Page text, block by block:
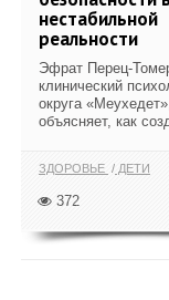
нестабильной
реальности
Эфрат Перец-
клинический
округа «Меухедет»,
объясняет, как
ЗДОРОВЬЕ ДЕТИ
372